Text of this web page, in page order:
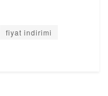
fiyat indirimi